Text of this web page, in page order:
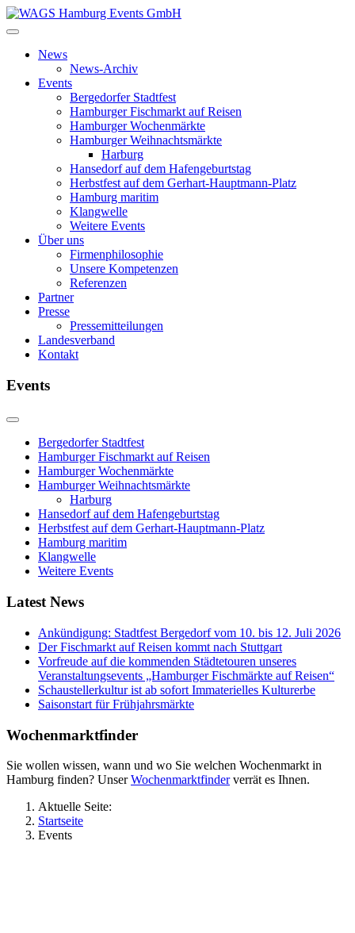
News
News-Archiv
Events
Bergedorfer Stadtfest
Hamburger Fischmarkt auf Reisen
Hamburger Wochenmärkte
Hamburger Weihnachtsmärkte
Harburg
Hansedorf auf dem Hafengeburtstag
Herbstfest auf dem Gerhart-Hauptmann-Platz
Hamburg maritim
Klangwelle
Weitere Events
Über uns
Firmenphilosophie
Unsere Kompetenzen
Referenzen
Partner
Presse
Pressemitteilungen
Landesverband
Kontakt
Events
Bergedorfer Stadtfest
Hamburger Fischmarkt auf Reisen
Hamburger Wochenmärkte
Hamburger Weihnachtsmärkte
Harburg
Hansedorf auf dem Hafengeburtstag
Herbstfest auf dem Gerhart-Hauptmann-Platz
Hamburg maritim
Klangwelle
Weitere Events
Latest News
Ankündigung: Stadtfest Bergedorf vom 10. bis 12. Juli 2026
Der Fischmarkt auf Reisen kommt nach Stuttgart
Vorfreude auf die kommenden Städtetouren unseres
Veranstaltungsevents „Hamburger Fischmärkte auf Reisen“
Schaustellerkultur ist ab sofort Immaterielles Kulturerbe
Saisonstart für Frühjahrsmärkte
Wochenmarktfinder
Sie wollen wissen, wann und wo Sie welchen Wochenmarkt in
Hamburg finden? UnserWochenmarktfinderverrät es Ihnen.
Aktuelle Seite:
Startseite
Events